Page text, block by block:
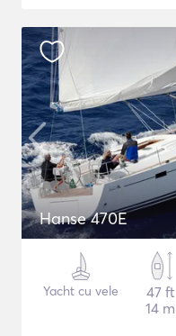
Hanse 470E
Yacht cu vele
47 ft
14 m